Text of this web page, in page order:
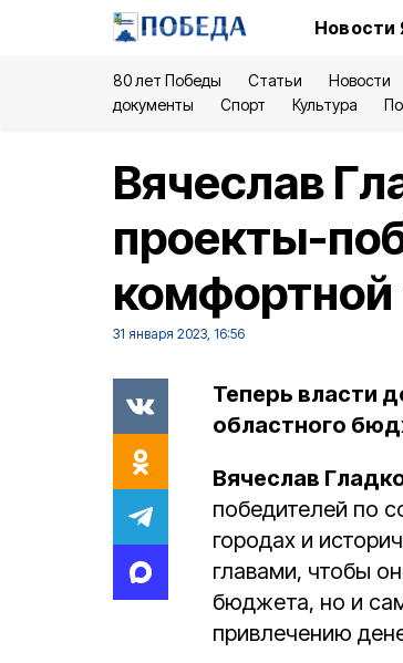
Новости
80 лет Победы Статьи Новости
документы
Спорт Культура
Вячеслав
проекты-
комфортной
31 января 2023, 16:56
Теперь власти
областного
Вячеслав
победителей по
городах и
главами, чтобы
бюджета, но и
привлечению